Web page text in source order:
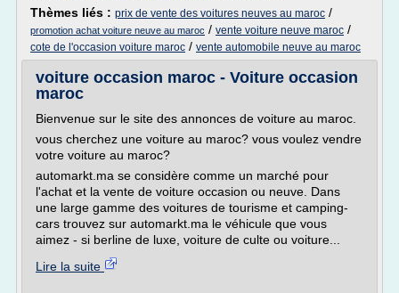
Thèmes liés : prix de vente des voitures neuves au maroc /
promotion achat voiture neuve au maroc / vente voiture neuve maroc /
cote de l'occasion voiture maroc / vente automobile neuve au maroc
voiture occasion maroc - Voiture occasion
maroc
Bienvenue sur le site des annonces de voiture au maroc.
vous cherchez une voiture au maroc? vous voulez vendre
votre voiture au maroc?
automarkt.ma se considère comme un marché pour
l'achat et la vente de voiture occasion ou neuve. Dans
une large gamme des voitures de tourisme et camping-
cars trouvez sur automarkt.ma le véhicule que vous
aimez - si berline de luxe, voiture de culte ou voiture...
Lire la suite